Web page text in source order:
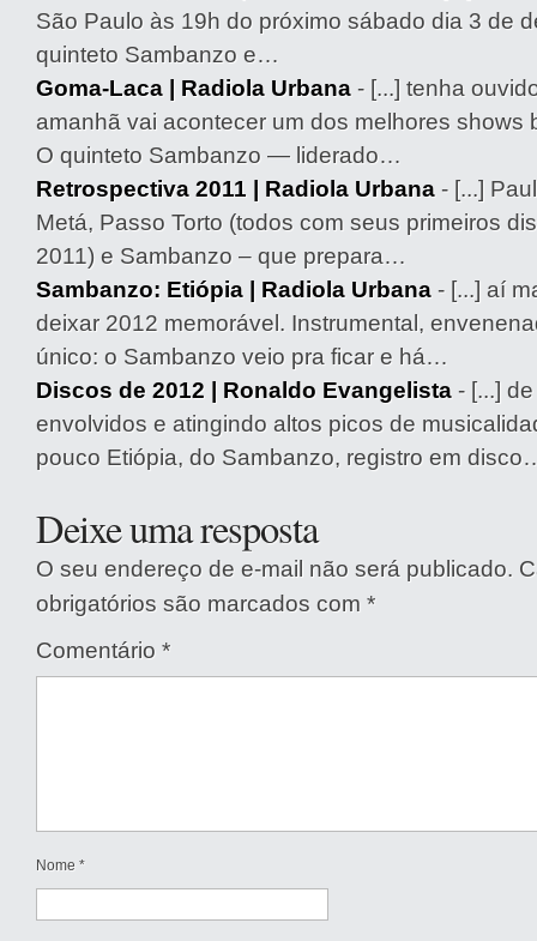
São Paulo às 19h do próximo sábado dia 3 de
quinteto Sambanzo e…
Goma-Laca | Radiola Urbana - [...] tenha
amanhã vai acontecer um dos melhores shows
O quinteto Sambanzo — liderado…
Retrospectiva 2011 | Radiola Urbana - [...]
Metá, Passo Torto (todos com seus primeiros
2011) e Sambanzo – que prepara…
Sambanzo: Etiópia | Radiola Urbana - [...] aí
deixar 2012 memorável. Instrumental,
único: o Sambanzo veio pra ficar e há…
Discos de 2012 | Ronaldo Evangelista - [...]
envolvidos e atingindo altos picos de
pouco Etiópia, do Sambanzo, registro em
Deixe uma resposta
O seu endereço de e-mail não será publicado.
obrigatórios são marcados com *
Comentário *
Nome *